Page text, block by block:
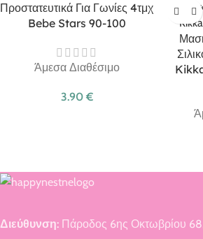
Προστατευτικά Για Γωνίες 4τμχ
Bebe Stars 90-100
Άμεσα Διαθέσιμο
3.90 €
Διεύθυνση: Πάροδος 6ης Οκτωβρίου